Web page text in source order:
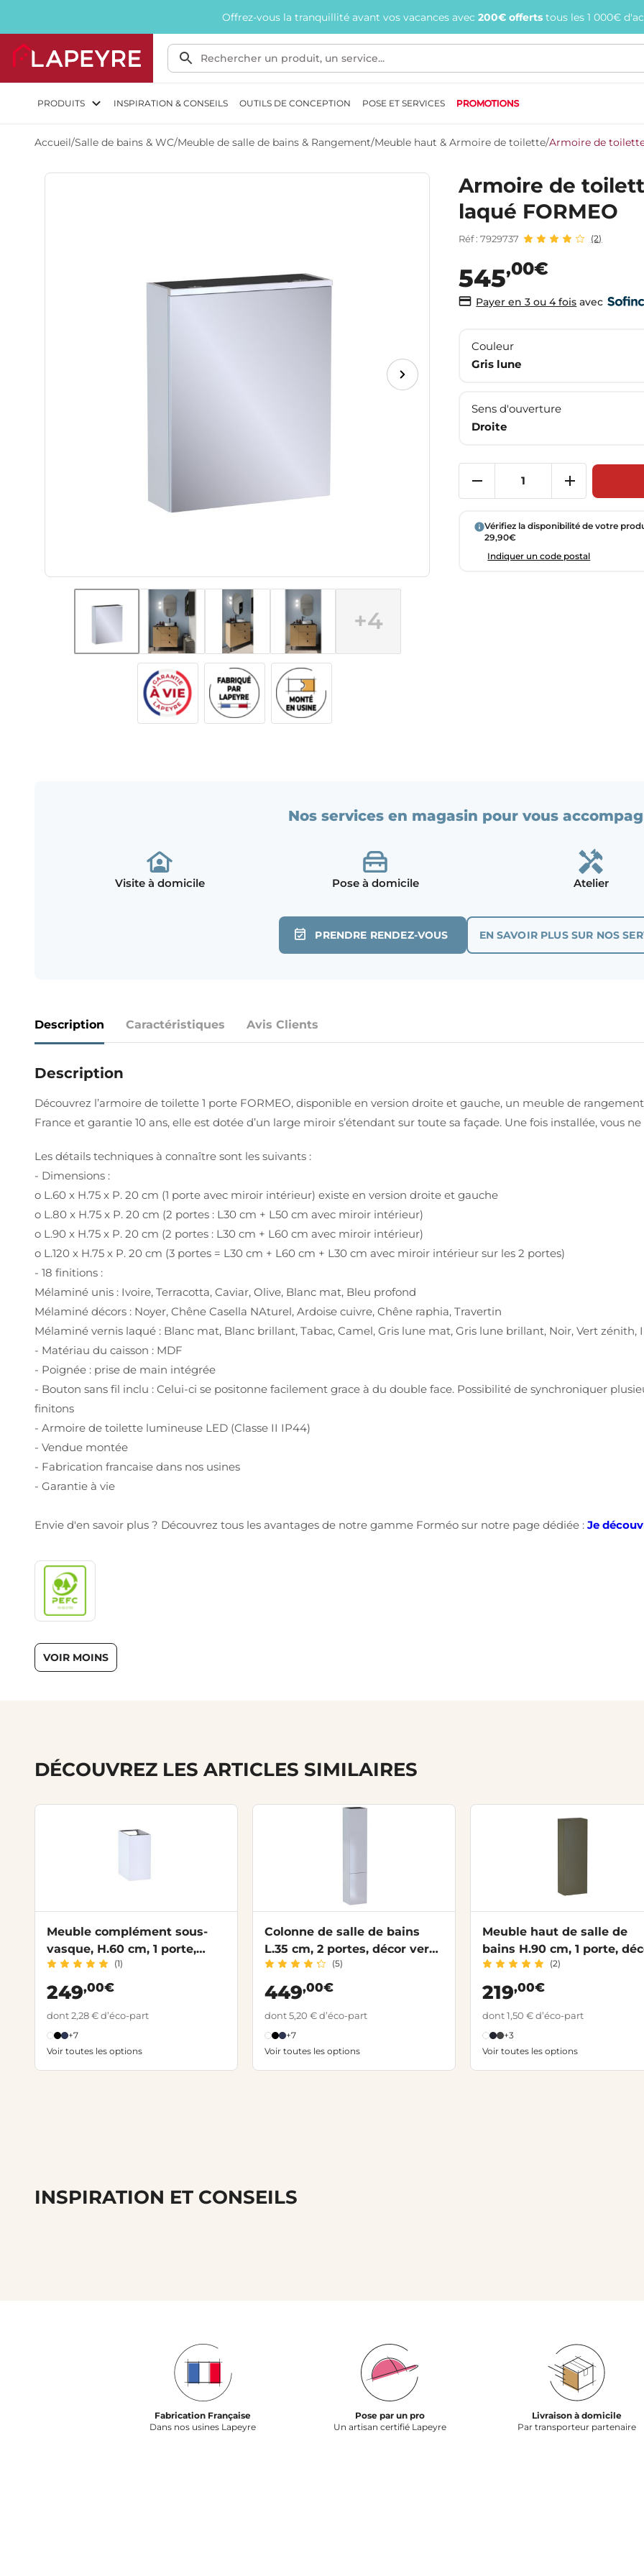
Offrez-vous la tranquillité avant vos vacances avec 200€ offerts tous les 1 000€
PRODUITS INSPIRATION & CONSEILS OUTILS DE CONCEPTION POSE ET SERVICES PROMOTIONS
Accueil/Salle de bains & WC/Meuble de salle de bains & Rangement/Meuble haut & Armoire de toilette/Armoire de
+4
Armoire de
laqué FORMEO
Réf : 7929737 (2)
545,00€
Payer en 3 ou 4 fois avec
Couleur
Gris lune
Sens d'ouverture
Droite
Vérifiez la disponibilité de votre
29,90€
Indiquer un code postal
Nos services en magasin pour vous
Visite à domicile Pose à domicile Atelier
PRENDRE RENDEZ-VOUS EN SAVOIR PLUS SUR NOS
Description Caractéristiques Avis Clients
Description
Découvrez l’armoire de toilette 1 porte FORMEO, disponible en version droite et gauche, un meuble de
France et garantie 10 ans, elle est dotée d’un large miroir s’étendant sur toute sa façade. Une fois installée, vous
Les détails techniques à connaître sont les suivants :
- Dimensions :
o L.60 x H.75 x P. 20 cm (1 porte avec miroir intérieur) existe en version droite et gauche
o L.80 x H.75 x P. 20 cm (2 portes : L30 cm + L50 cm avec miroir intérieur)
o L.90 x H.75 x P. 20 cm (2 portes : L30 cm + L60 cm avec miroir intérieur)
o L.120 x H.75 x P. 20 cm (3 portes = L30 cm + L60 cm + L30 cm avec miroir intérieur sur les 2 portes)
- 18 finitions :
Mélaminé unis : Ivoire, Terracotta, Caviar, Olive, Blanc mat, Bleu profond
Mélaminé décors : Noyer, Chêne Casella NAturel, Ardoise cuivre, Chêne raphia, Travertin
Mélaminé vernis laqué : Blanc mat, Blanc brillant, Tabac, Camel, Gris lune mat, Gris lune brillant, Noir, Vert zénith,
- Matériau du caisson : MDF
- Poignée : prise de main intégrée
- Bouton sans fil inclu : Celui-ci se positonne facilement grace à du double face. Possibilité de synchroniquer
finitons
- Armoire de toilette lumineuse LED (Classe II IP44)
- Vendue montée
- Fabrication francaise dans nos usines
- Garantie à vie
Envie d'en savoir plus ? Découvrez tous les avantages de notre gamme Forméo sur notre page dédiée : Je
VOIR MOINS
DÉCOUVREZ LES ARTICLES SIMILAIRES
Meuble complément sous-
vasque, H.60 cm, 1 porte,
décor verni laqué FORMEO
(1)
249,00€
dont 2,28 € d’éco-part
+7
Voir toutes les options
Colonne de salle de bains
L.35 cm, 2 portes, décor verni
laqué FORMEO
(5)
449,00€
dont 5,20 € d’éco-part
+7
Voir toutes les options
Meuble haut de salle de
bains H.90 cm, 1 porte,
uni FORMEO
(2)
219,00€
dont 1,50 € d’éco-part
+3
Voir toutes les options
INSPIRATION ET CONSEILS
Fabrication Française
Dans nos usines Lapeyre
Pose par un pro
Un artisan certifié Lapeyre
Livraison à domicile
Par transporteur partenaire